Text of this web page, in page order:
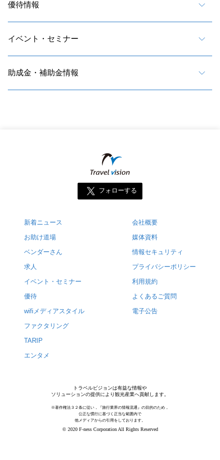
優待情報
イベント・セミナー
助成金・補助金情報
フォローする
新着ニュース
お助け道場
ベンダーさん
求人
イベント・セミナー
優待
wifiメディアスタイル
ファクタリング
TARIP
エンタメ
会社概要
媒体資料
情報セキュリティ
プライバシーポリシー
利用規約
よくあるご質問
電子公告
トラベルビジョンは有益な情報や
ソリューションの提供により観光産業へ貢献します。
※著作権法３２条に従い，『旅行業界の情報流通』の目的のため，
公正な慣行に基づく正当な範囲内で
他メディアからの引用をしております。
© 2020 F-ness Corporation All Rights Reserved